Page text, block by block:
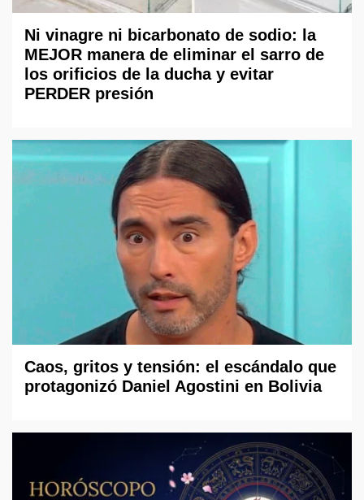
Ni vinagre ni bicarbonato de sodio: la
MEJOR manera de eliminar el sarro de
los orificios de la ducha y evitar
PERDER presión
Caos, gritos y tensión: el escándalo que
protagonizó Daniel Agostini en Bolivia